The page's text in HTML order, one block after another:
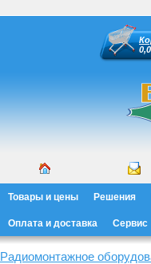
Товары и цены Решения
Оплата и доставка Сервис
Радиомонтажное